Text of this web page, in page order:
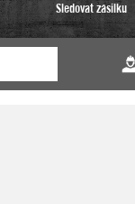
Sledovat zásilku